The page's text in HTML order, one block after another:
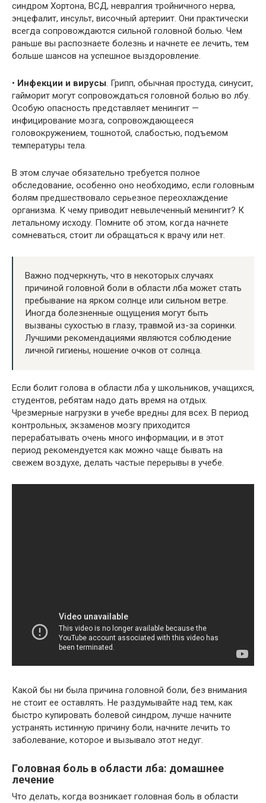
синдром Хортона, ВСД, невралгия тройничного нерва,
энцефалит, инсульт, височный артериит. Они практически
всегда сопровождаются сильной головной болью. Чем
раньше вы распознаете болезнь и начнете ее лечить, тем
больше шансов на успешное выздоровление.
• Инфекции и вирусы. Грипп, обычная простуда, синусит,
гайморит могут сопровождаться головной болью во лбу.
Особую опасность представляет менингит —
инфицирование мозга, сопровождающееся
головокружением, тошнотой, слабостью, подъемом
температуры тела.
В этом случае обязательно требуется полное
обследование, особенно оно необходимо, если головным
болям предшествовало серьезное переохлаждение
организма. К чему приводит невылеченный менингит? К
летальному исходу. Помните об этом, когда начнете
сомневаться, стоит ли обращаться к врачу или нет.
Важно подчеркнуть, что в некоторых случаях
причиной головной боли в области лба может стать
пребывание на ярком солнце или сильном ветре.
Иногда болезненные ощущения могут быть
вызваны сухостью в глазу, травмой из-за соринки.
Лучшими рекомендациями являются соблюдение
личной гигиены, ношение очков от солнца.
Если болит голова в области лба у школьников, учащихся,
студентов, ребятам надо дать время на отдых.
Чрезмерные нагрузки в учебе вредны для всех. В период
контрольных, экзаменов мозгу приходится
перерабатывать очень много информации, и в этот
период рекомендуется как можно чаще бывать на
свежем воздухе, делать частые перерывы в учебе.
Какой бы ни была причина головной боли, без внимания
не стоит ее оставлять. Не раздумывайте над тем, как
быстро купировать болевой синдром, лучше начните
устранять истинную причину боли, начните лечить то
заболевание, которое и вызывало этот недуг.
Головная боль в области лба: домашнее
лечение
Что делать, когда возникает головная боль в области